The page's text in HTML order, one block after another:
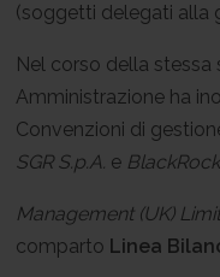
(soggetti delegati alla
Nel corso della stessa
Amministrazione ha
Convenzioni di
SGR S.p.A. e
Management (UK)
comparto Linea